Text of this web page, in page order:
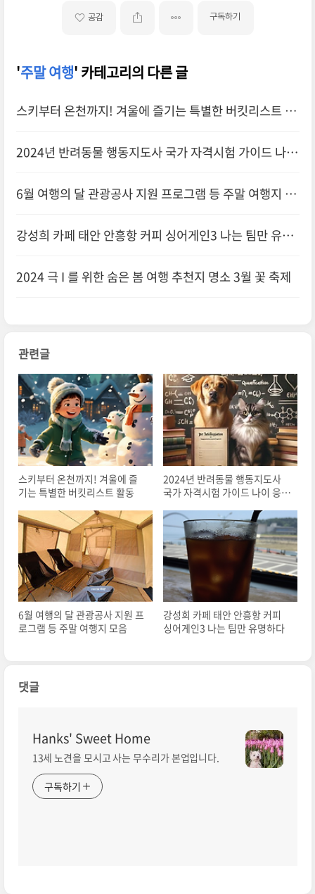
공감 구독하기
'주말 여행' 카테고리의 다른 글
스키부터 온천까지! 겨울에 즐기는 특별한 버킷리스트 활
2024년 반려동물 행동지도사 국가 자격시험 가이드 나이
6월 여행의 달 관광공사 지원 프로그램 등 주말 여행지 모
강성희 카페 태안 안흥항 커피 싱어게인3 나는 팀만 유명
2024 극 I 를 위한 숨은 봄 여행 추천지 명소 3월 꽃 축제
관련글
스키부터 온천까지! 겨울에 즐
기는 특별한 버킷리스트 활동
2024년 반려동물 행동지도사
국가 자격시험 가이드 나이 응시
6월 여행의 달 관광공사 지원 프
로그램 등 주말 여행지 모음
강성희 카페 태안 안흥항 커피
싱어게인3 나는 팀만 유명하다
댓글
Hanks' Sweet Home
13세 노견을 모시고 사는 무수리가 본업입니다.
구독하기